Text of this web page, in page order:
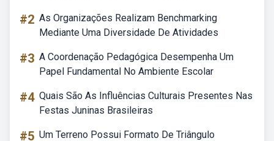
#2 As Organizações Realizam Benchmarking
Mediante Uma Diversidade De Atividades
#3 A Coordenação Pedagógica Desempenha Um
Papel Fundamental No Ambiente Escolar
#4 Quais São As Influências Culturais Presentes Nas
Festas Juninas Brasileiras
#5 Um Terreno Possui Formato De Triângulo